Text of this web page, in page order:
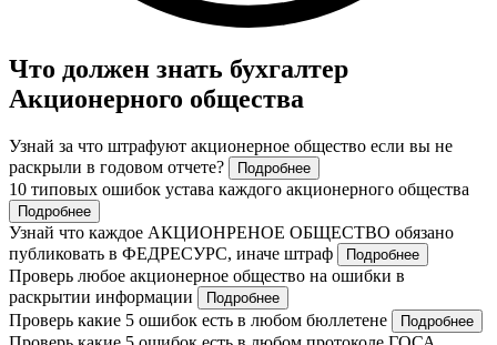
Что должен знать бухгалтер
Акционерного общества
Узнай за что штрафуют акционерное общество если вы не
раскрыли в годовом отчете?
Подробнее
10 типовых ошибок устава каждого акционерного общества
Подробнее
Узнай что каждое АКЦИОНРЕНОЕ ОБЩЕСТВО обязано
публиковать в ФЕДРЕСУРС, иначе штраф
Подробнее
Проверь любое акционерное общество на ошибки в
раскрытии информации
Подробнее
Проверь какие 5 ошибок есть в любом бюллетене Подробнее